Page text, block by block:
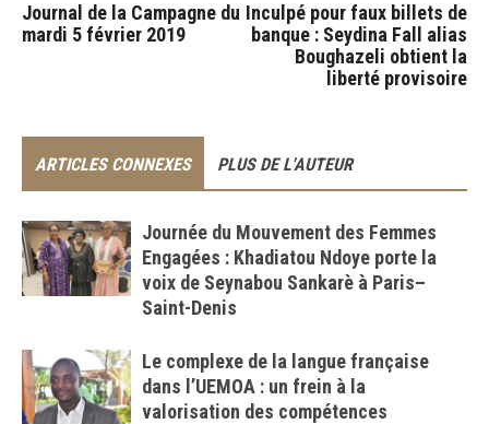
Journal de la Campagne du
mardi 5 février 2019
Inculpé pour faux billets de
banque : Seydina Fall alias
Boughazeli obtient la
liberté provisoire
ARTICLES CONNEXES PLUS DE L'AUTEUR
Journée du Mouvement des Femmes
Engagées : Khadiatou Ndoye porte la
voix de Seynabou Sankarè à Paris–
Saint-Denis
Le complexe de la langue française
dans l’UEMOA : un frein à la
valorisation des compétences